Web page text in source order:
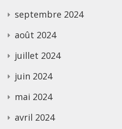
septembre 2024
août 2024
juillet 2024
juin 2024
mai 2024
avril 2024